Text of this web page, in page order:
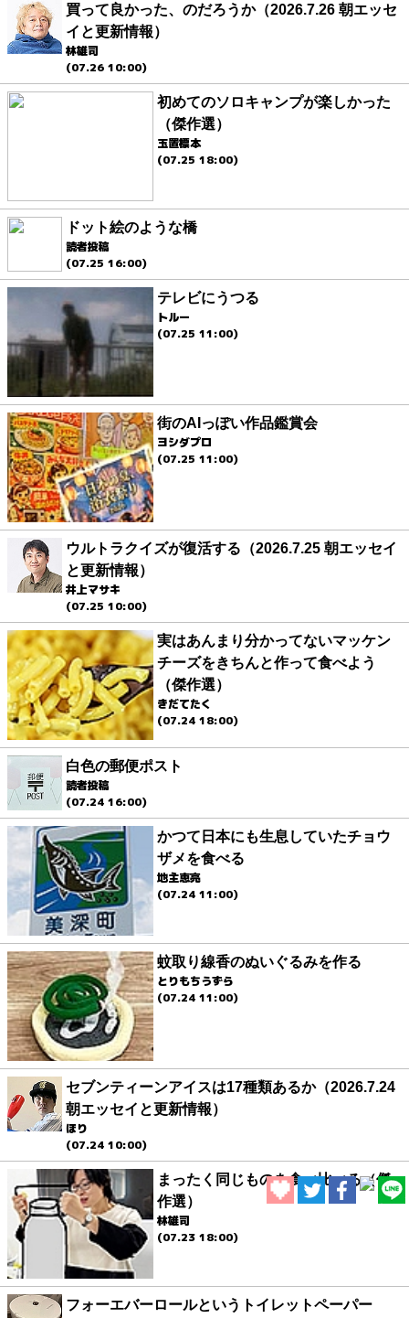
買って良かった、のだろうか（2026.7.26 朝エッセ
イと更新情報）
林雄司
(07.26 10:00)
初めてのソロキャンプが楽しかった
（傑作選）
玉置標本
(07.25 18:00)
ドット絵のような橋
読者投稿
(07.25 16:00)
テレビにうつる
トルー
(07.25 11:00)
街のAIっぽい作品鑑賞会
ヨシダプロ
(07.25 11:00)
ウルトラクイズが復活する（2026.7.25 朝エッセイ
と更新情報）
井上マサキ
(07.25 10:00)
実はあんまり分かってないマッケン
チーズをきちんと作って食べよう
（傑作選）
きだてたく
(07.24 18:00)
白色の郵便ポスト
読者投稿
(07.24 16:00)
かつて日本にも生息していたチョウ
ザメを食べる
地主恵亮
(07.24 11:00)
蚊取り線香のぬいぐるみを作る
とりもちうずら
(07.24 11:00)
セブンティーンアイスは17種類あるか（2026.7.24
朝エッセイと更新情報）
ほり
(07.24 10:00)
まったく同じものを食べ比べる（傑
作選）
林雄司
(07.23 18:00)
フォーエバーロールというトイレットペーパー